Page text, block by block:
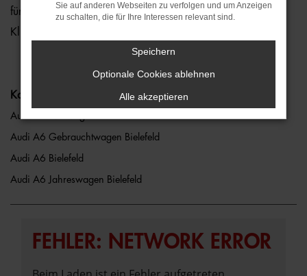
für den Autokauf Ihre eigenen vier Wände zu verlassen.
Klingt gut? Dann kontaktieren Sie uns noch heute.
Kategorie
Audi A6 Neuwagen Bielefeld
Audi A6 Gebrauchtwagen Bielefeld
Audi A6 Bielefeld
Audi A6 Jahreswagen Bielefeld
FEHLER: NETWORK ERROR
Sie auf anderen Webseiten zu verfolgen und um Anzeigen
zu schalten, die für Ihre Interessen relevant sind.
Speichern
Optionale Cookies ablehnen
Alle akzeptieren